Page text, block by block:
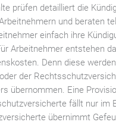
prüfen detailliert die
und beraten
einfach ihre
Arbeitnehmer entstehen
Denn diese
der
übernommen. Eine
fällt nur im
übernimmt